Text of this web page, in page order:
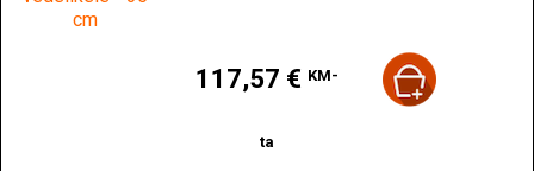
117,57 € KM-
ta